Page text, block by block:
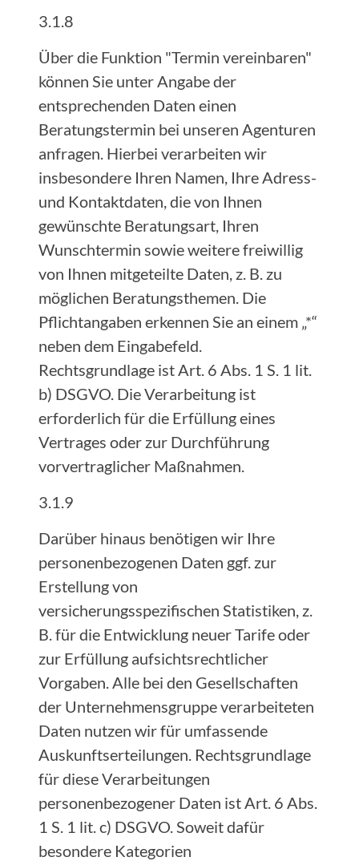
3.1.8
Über die Funktion "Termin vereinbaren"
können Sie unter Angabe der
entsprechenden Daten einen
Beratungstermin bei unseren Agenturen
anfragen. Hierbei verarbeiten wir
insbesondere Ihren Namen, Ihre Adress-
und Kontaktdaten, die von Ihnen
gewünschte Beratungsart, Ihren
Wunschtermin sowie weitere freiwillig
von Ihnen mitgeteilte Daten, z. B. zu
möglichen Beratungsthemen. Die
Pflichtangaben erkennen Sie an einem „*“
neben dem Eingabefeld.
Rechtsgrundlage ist Art. 6 Abs. 1 S. 1 lit.
b) DSGVO. Die Verarbeitung ist
erforderlich für die Erfüllung eines
Vertrages oder zur Durchführung
vorvertraglicher Maßnahmen.
3.1.9
Darüber hinaus benötigen wir Ihre
personenbezogenen Daten ggf. zur
Erstellung von
versicherungsspezifischen Statistiken, z.
B. für die Entwicklung neuer Tarife oder
zur Erfüllung aufsichtsrechtlicher
Vorgaben. Alle bei den Gesellschaften
der Unternehmensgruppe verarbeiteten
Daten nutzen wir für umfassende
Auskunftserteilungen. Rechtsgrundlage
für diese Verarbeitungen
personenbezogener Daten ist Art. 6 Abs.
1 S. 1 lit. c) DSGVO. Soweit dafür
besondere Kategorien